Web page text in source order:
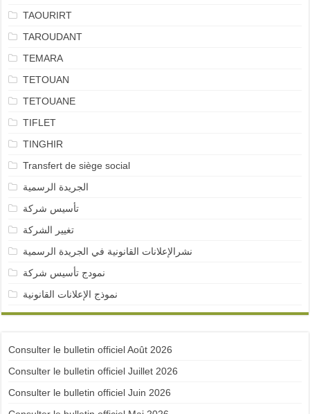
TAOURIRT
TAROUDANT
TEMARA
TETOUAN
TETOUANE
TIFLET
TINGHIR
Transfert de siège social
الجريدة الرسمية
تأسيس شركة
تغيير الشركة
نشرالإعلانات القانونية في الجريدة الرسمية
نمودج تأسيس شركة
نموذج الإعلانات القانونية
Consulter le bulletin officiel Août 2026
Consulter le bulletin officiel Juillet 2026
Consulter le bulletin officiel Juin 2026